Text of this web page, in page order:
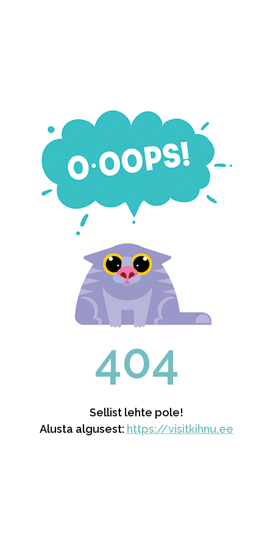
404
Sellist lehte pole!
Alusta algusest: https://visitkihnu.ee